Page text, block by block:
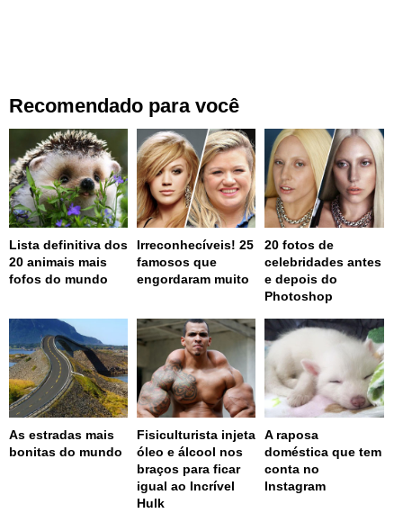
Recomendado para você
Lista definitiva dos
20 animais mais
fofos do mundo
Irreconhecíveis! 25
famosos que
engordaram muito
20 fotos de
celebridades antes
e depois do
Photoshop
As estradas mais
bonitas do mundo
Fisiculturista injeta
óleo e álcool nos
braços para ficar
igual ao Incrível
Hulk
A raposa
doméstica que tem
conta no
Instagram